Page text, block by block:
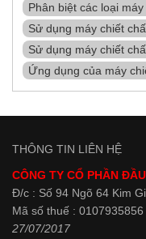
Phân biệt các loại
Sử dụng máy chiết
Sử dụng máy chiết
Ứng dụng của máy
THÔNG TIN LIÊN HỆ
CÔNG TY CỔ PHẦN
Đ/c : Số 94 Ngõ 64 Kim
Mã số thuế : 0107935856
27/07/2017